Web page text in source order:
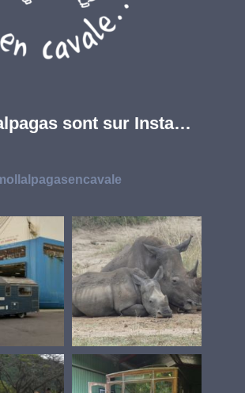
sont sur Insta…